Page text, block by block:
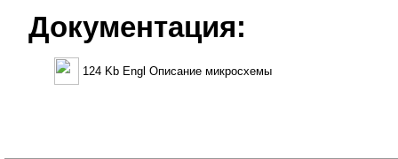
Документация:
124 Kb Engl Описание микросхемы